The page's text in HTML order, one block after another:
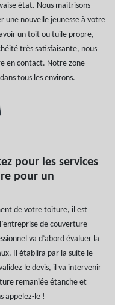
état. Nous maitrisons
une nouvelle jeunesse à votre
un toit ou tuile propre,
très satisfaisante, nous
en contact. Notre zone
tous les environs.
pour les services
pour un
de votre toiture, il est
de couverture
va d’abord évaluer la
Il établira par la suite le
le devis, il va intervenir
remaniée étanche et
appelez-le !